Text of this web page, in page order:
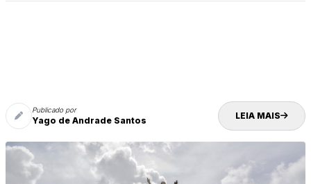
Publicado por
Yago de Andrade Santos LEIA MAIS